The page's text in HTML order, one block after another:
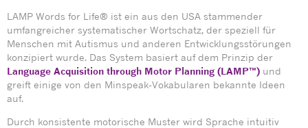
LAMP Words for Life® ist ein aus den USA stammender
umfangreicher systematischer Wortschatz, der speziell für
Menschen mit Autismus und anderen Entwicklungsstörungen
konzipiert wurde. Das System basiert auf dem Prinzip der
Language Acquisition through Motor Planning (LAMP™) und
greift einige von den Minspeak-Vokabularen bekannte Ideen
auf.
Durch konsistente motorische Muster wird Sprache intuitiv